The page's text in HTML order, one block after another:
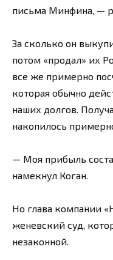
письма Минфина, —
За сколько он
потом «продал» их
все же примерно
которая обычно
наших долгов.
накопилось
— Моя прибыль
намекнул Коган.
Но глава компании
женевский суд,
незаконной.